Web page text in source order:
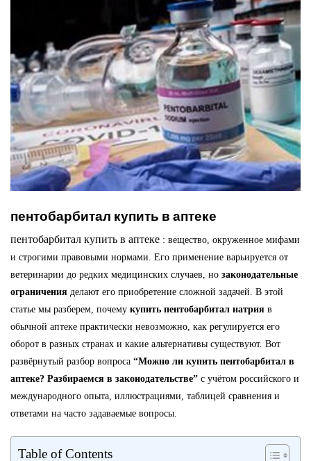
пентобарбитал купить в аптеке
пентобарбитал купить в аптеке : вещество, окруженное мифами
и строгими правовыми нормами. Его применение варьируется от
ветеринарии до редких медицинских случаев, но законодательные
ограничения делают его приобретение сложной задачей. В этой
статье мы разберем, почему купить пентобарбитал натрия в
обычной аптеке практически невозможно, как регулируется его
оборот в разных странах и какие альтернативы существуют. Вот
развёрнутый разбор вопроса “Можно ли купить пентобарбитал в
аптеке? Разбираемся в законодательстве” с учётом российского и
международного опыта, иллюстрациями, таблицей сравнения и
ответами на часто задаваемые вопросы.
Table of Contents